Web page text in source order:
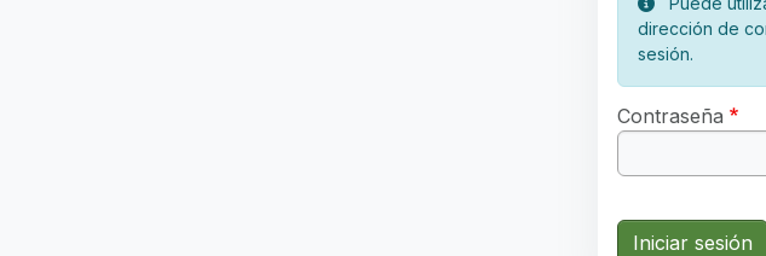
dirección de
sesión.
Contraseña
Iniciar sesión